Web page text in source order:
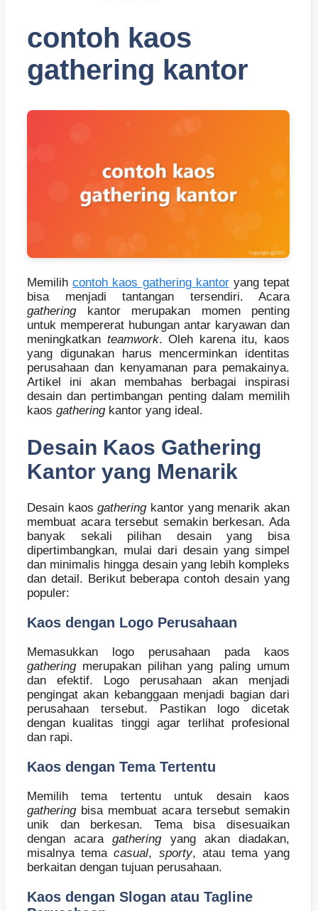
contoh kaos
gathering kantor
Memilihcontoh kaos gathering kantoryang tepat
bisa menjadi tantangan tersendiri. Acara
gatheringkantor merupakan momen penting
untuk mempererat hubungan antar karyawan dan
meningkatkan teamwork. Oleh karena itu, kaos
yang digunakan harus mencerminkan identitas
perusahaan dan kenyamanan para pemakainya.
Artikel ini akan membahas berbagai inspirasi
desain dan pertimbangan penting dalam memilih
kaos gatheringkantor yang ideal.
Desain Kaos Gathering
Kantor yang Menarik
Desain kaosgatheringkantor yang menarik akan
membuat acara tersebut semakin berkesan. Ada
banyak sekali pilihan desain yang bisa
dipertimbangkan, mulai dari desain yang simpel
dan minimalis hingga desain yang lebih kompleks
dan detail. Berikut beberapa contoh desain yang
populer:
Kaos dengan Logo Perusahaan
Memasukkan logo perusahaan pada kaos
gatheringmerupakan pilihan yang paling umum
dan efektif. Logo perusahaan akan menjadi
pengingat akan kebanggaan menjadi bagian dari
perusahaan tersebut. Pastikan logo dicetak
dengan kualitas tinggi agar terlihat profesional
dan rapi.
Kaos dengan Tema Tertentu
Memilih tema tertentu untuk desain kaos
gatheringbisa membuat acara tersebut semakin
unik dan berkesan. Tema bisa disesuaikan
dengan acaragatheringyang akan diadakan,
misalnya temacasual, sporty, atau tema yang
berkaitan dengan tujuan perusahaan.
Kaos dengan Slogan atau Tagline